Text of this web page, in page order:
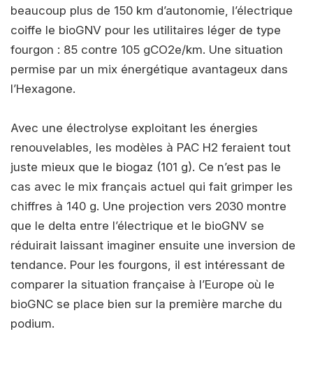
beaucoup plus de 150 km d’autonomie, l’électrique
coiffe le bioGNV pour les utilitaires léger de type
fourgon : 85 contre 105 gCO2e/km. Une situation
permise par un mix énergétique avantageux dans
l’Hexagone.
Avec une électrolyse exploitant les énergies
renouvelables, les modèles à PAC H2 feraient tout
juste mieux que le biogaz (101 g). Ce n’est pas le
cas avec le mix français actuel qui fait grimper les
chiffres à 140 g. Une projection vers 2030 montre
que le delta entre l’électrique et le bioGNV se
réduirait laissant imaginer ensuite une inversion de
tendance. Pour les fourgons, il est intéressant de
comparer la situation française à l’Europe où le
bioGNC se place bien sur la première marche du
podium.